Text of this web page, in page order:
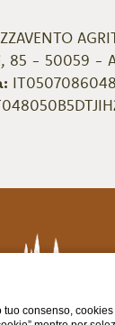
85 - 50059 -
consenso,